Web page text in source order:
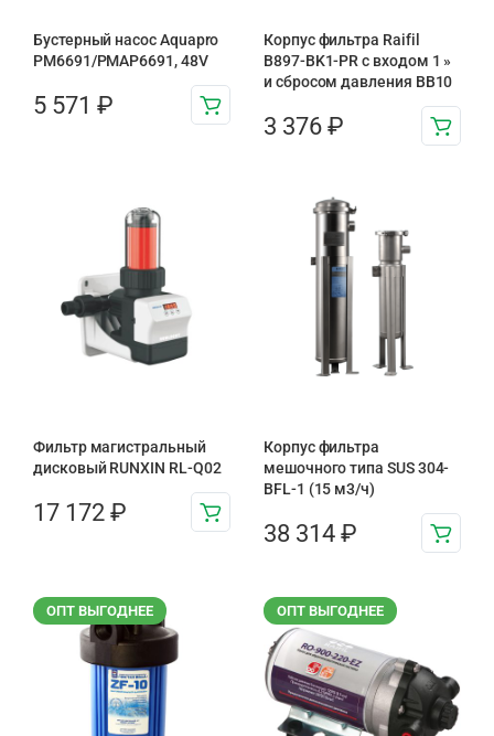
Бустерный насос Aquapro
PM6691/PMAP6691, 48V
5 571 ₽
Корпус фильтра Raifil
B897-BK1-PR с входом 1 »
и сбросом давления BB10
3 376 ₽
Фильтр магистральный
дисковый RUNXIN RL-Q02
17 172 ₽
Корпус фильтра
мешочного типа SUS 304-
BFL-1 (15 м3/ч)
38 314 ₽
ОПТ ВЫГОДНЕЕ ОПТ ВЫГОДНЕЕ